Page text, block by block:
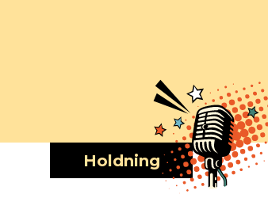
Holdning